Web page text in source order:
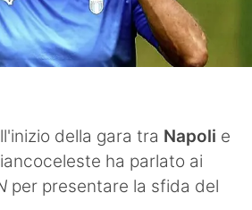
della gara tra Napoli e
ha parlato ai
per presentare la sfida del